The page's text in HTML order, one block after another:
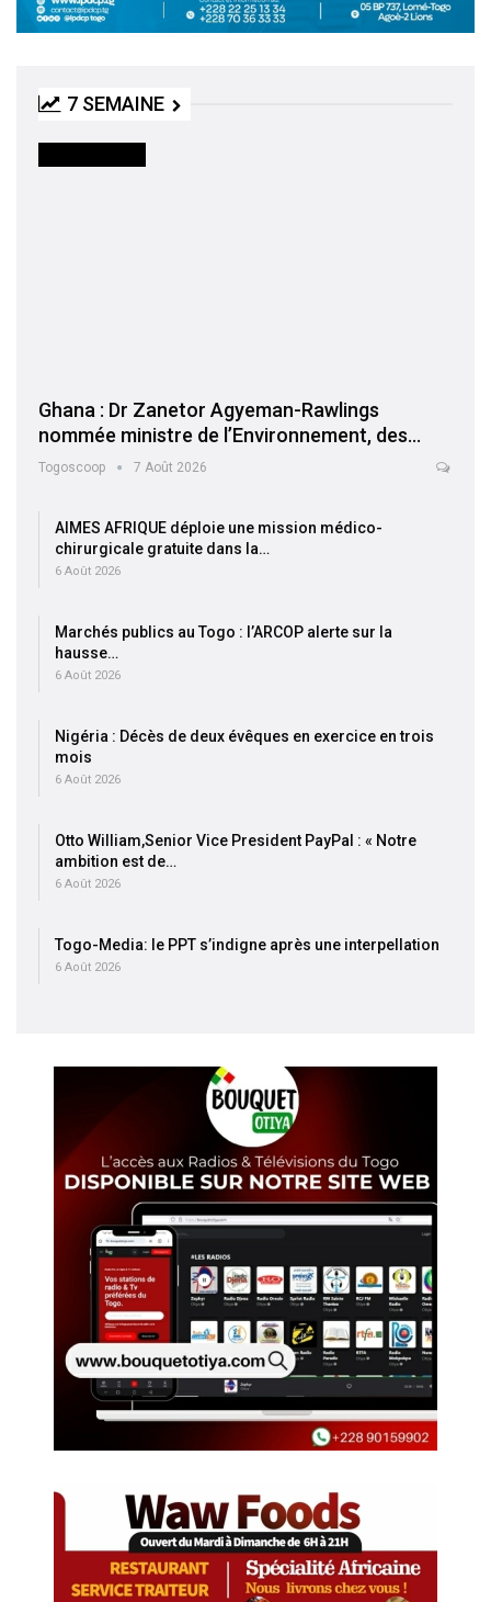
7 SEMAINE
Ghana : Dr Zanetor Agyeman-Rawlings
nommée ministre de l’Environnement, des…
Togoscoop 7 Août 2026
AIMES AFRIQUE déploie une mission médico-
chirurgicale gratuite dans la…
6 Août 2026
Marchés publics au Togo : l’ARCOP alerte sur la
hausse…
6 Août 2026
Nigéria : Décès de deux évêques en exercice en trois
mois
6 Août 2026
Otto William,Senior Vice President PayPal : « Notre
ambition est de…
6 Août 2026
Togo-Media: le PPT s’indigne après une interpellation
6 Août 2026